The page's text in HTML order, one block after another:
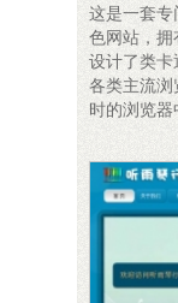
这是一套
色网站，
设计了类
各类主流
时的浏览器